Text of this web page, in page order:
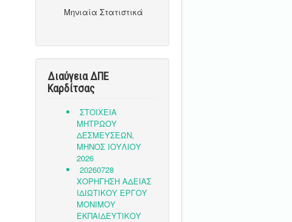
Μηνιαία Στατιστικά
Διαύγεια ΔΠΕ
Καρδίτσας